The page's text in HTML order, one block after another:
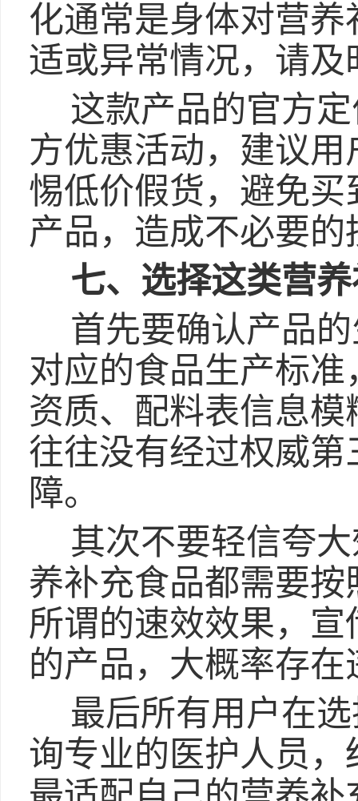
化通常是身体对营
适或异常情况，请
这款产品的官方
方优惠活动，建议
惕低价假货，避免
产品，造成不必要的
七、选择这类营
首先要确认产品
对应的食品生产标
资质、配料表信息
往往没有经过权威
障。
其次不要轻信夸
养补充食品都需要
所谓的速效效果，
的产品，大概率存
最后所有用户在
询专业的医护人员